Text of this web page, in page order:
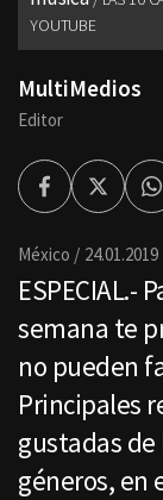
YOUTUBE
MultiMedios
Editor
FacebookTwitter
México 24.01.2019
ESPECIAL.-
semana te
no pueden
Principales
gustadas de
géneros, en